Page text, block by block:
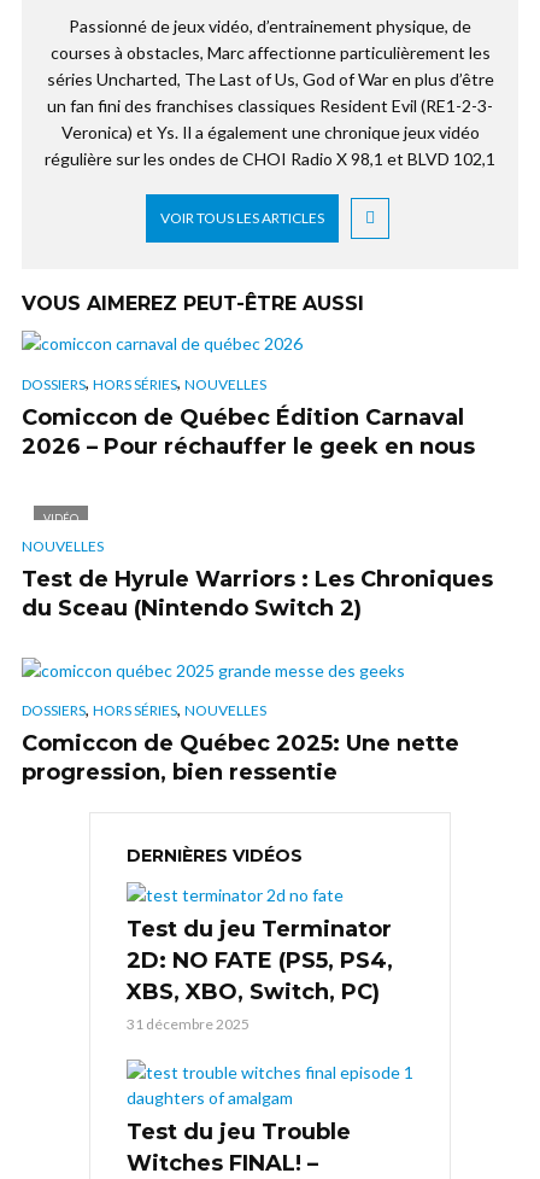
Passionné de jeux vidéo, d’entrainement physique, de
courses à obstacles, Marc affectionne particulièrement les
séries Uncharted, The Last of Us, God of War en plus d’être
un fan fini des franchises classiques Resident Evil (RE1-2-3-
Veronica) et Ys. Il a également une chronique jeux vidéo
régulière sur les ondes de CHOI Radio X 98,1 et BLVD 102,1
VOIR TOUS LES ARTICLES
VOUS AIMEREZ PEUT-ÊTRE AUSSI
DOSSIERS, HORS SÉRIES, NOUVELLES
Comiccon de Québec Édition Carnaval
2026 – Pour réchauffer le geek en nous
VIDÉO
NOUVELLES
Test de Hyrule Warriors : Les Chroniques
du Sceau (Nintendo Switch 2)
DOSSIERS, HORS SÉRIES, NOUVELLES
Comiccon de Québec 2025: Une nette
progression, bien ressentie
DERNIÈRES VIDÉOS
Test du jeu Terminator
2D: NO FATE (PS5, PS4,
XBS, XBO, Switch, PC)
31 décembre 2025
Test du jeu Trouble
Witches FINAL! –